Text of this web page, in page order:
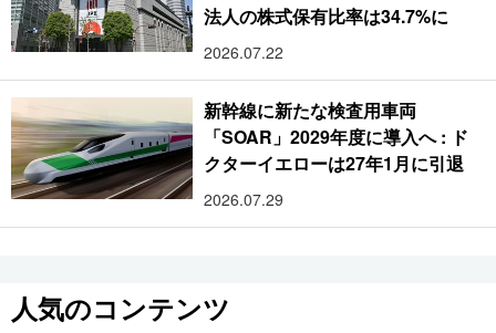
法人の株式保有比率は34.7%に
2026.07.22
新幹線に新たな検査用車両
「SOAR」2029年度に導入へ : ド
クターイエローは27年1月に引退
2026.07.29
人気のコンテンツ